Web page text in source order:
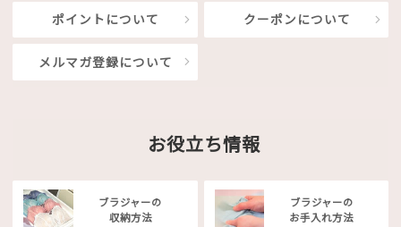
ポイントについて クーポンについて
メルマガ登録について
お役立ち情報
ブラジャーの
収納方法
ブラジャーの
お手入れ方法